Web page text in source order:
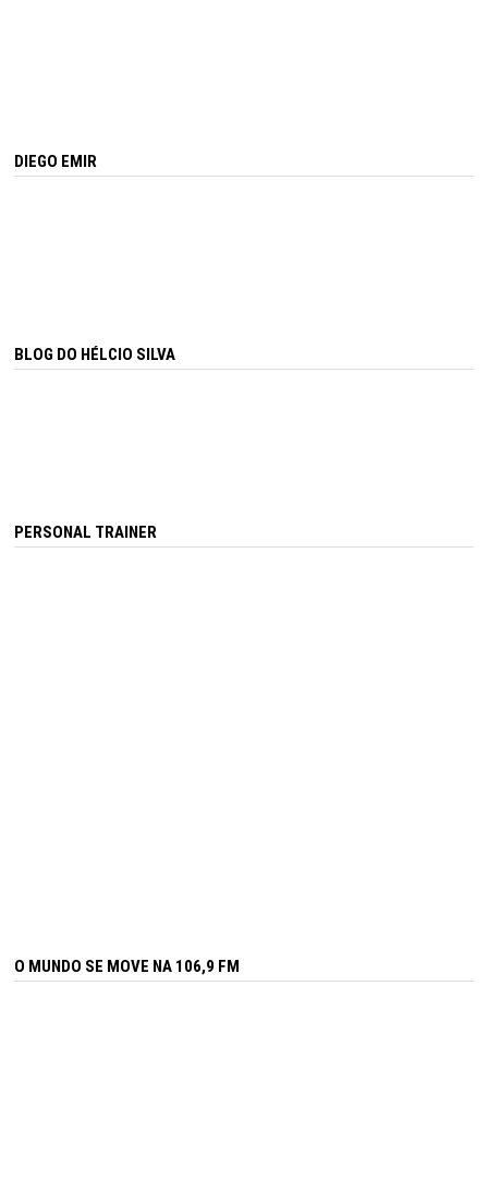
DIEGO EMIR
BLOG DO HÉLCIO SILVA
PERSONAL TRAINER
O MUNDO SE MOVE NA 106,9 FM